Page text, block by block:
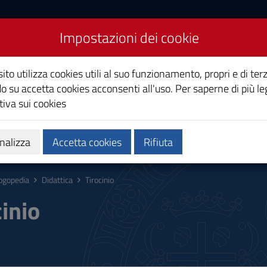
Calendari e orari Qualità e miglioramento
Didattica Tirocinio
Impostazioni dei cookie
utilizza cookies utili al suo funzionamento, propri e di
su accetta cookies acconsenti all'uso. Per saperne di più
sui cookies
Accetta cookies Rifiuta